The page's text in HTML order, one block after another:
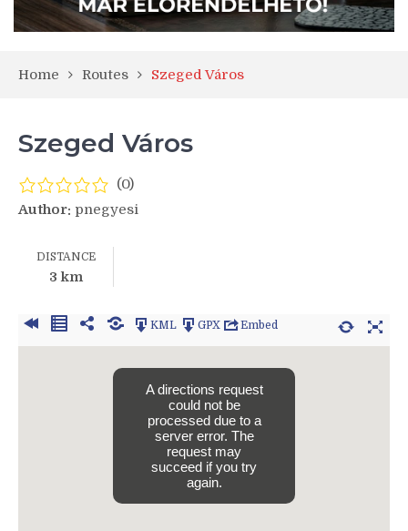
Home Routes Szeged Város
Szeged Város
(0)
Author: pnegyesi
DISTANCE
3 km
KML GPX Embed
A directions request
could not be
processed due to a
server error. The
request may
succeed if you try
again.